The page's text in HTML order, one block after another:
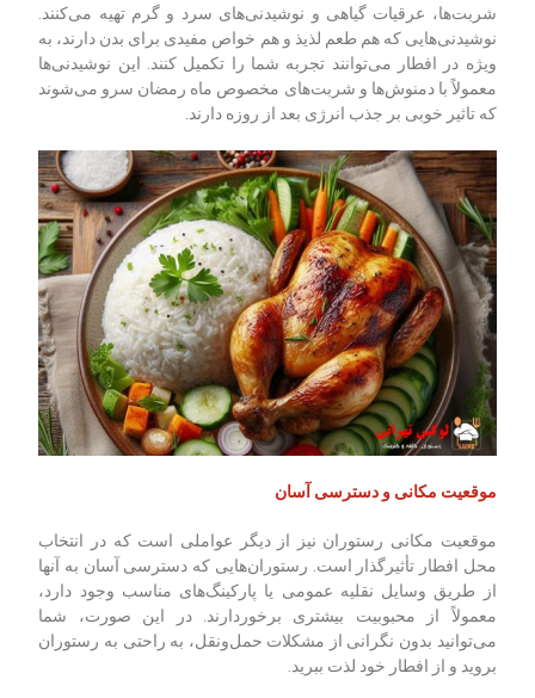
شربت‌ها، عرقیات گیاهی و نوشیدنی‌های سرد و گرم تهیه می‌کنند.
نوشیدنی‌هایی که هم طعم لذیذ و هم خواص مفیدی برای بدن دارند، به
ویژه در افطار می‌توانند تجربه شما را تکمیل کنند. این نوشیدنی‌ها
معمولاً با دمنوش‌ها و شربت‌های مخصوص ماه رمضان سرو می‌شوند
که تاثیر خوبی بر جذب انرژی بعد از روزه دارند.
موقعیت مکانی و دسترسی آسان
موقعیت مکانی رستوران نیز از دیگر عواملی است که در انتخاب
محل افطار تأثیرگذار است. رستوران‌هایی که دسترسی آسان به آنها
از طریق وسایل نقلیه عمومی یا پارکینگ‌های مناسب وجود دارد،
معمولاً از محبوبیت بیشتری برخوردارند. در این صورت، شما
می‌توانید بدون نگرانی از مشکلات حمل‌ونقل، به راحتی به رستوران
بروید و از افطار خود لذت ببرید.